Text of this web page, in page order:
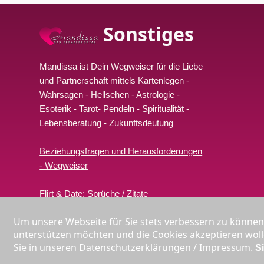
Sonstiges
Mandissa ist Dein Wegweiser für die Liebe
und Partnerschaft mittels Kartenlegen -
Wahrsagen - Hellsehen - Astrologie -
Esoterik - Tarot- Pendeln - Spiritualität -
Lebensberatung - Zukunftsdeutung
Beziehungsfragen und Herausforderungen
- Wegweiser
Flirt & Date: Sprüche / Zitate
Liebeslegung online
*Gebühr pro Minute
Um unsere Webseite für Sie stets verbessern zu
unterstützen möchten und die Cookies akzeptieren
Sie in unseren Datenschutzerklärungen / Impressum.